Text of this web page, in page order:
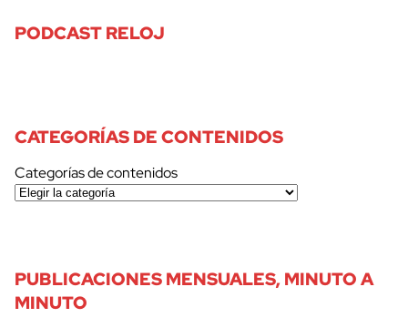
PODCAST RELOJ
CATEGORÍAS DE CONTENIDOS
Categorías de contenidos
PUBLICACIONES MENSUALES, MINUTO A
MINUTO